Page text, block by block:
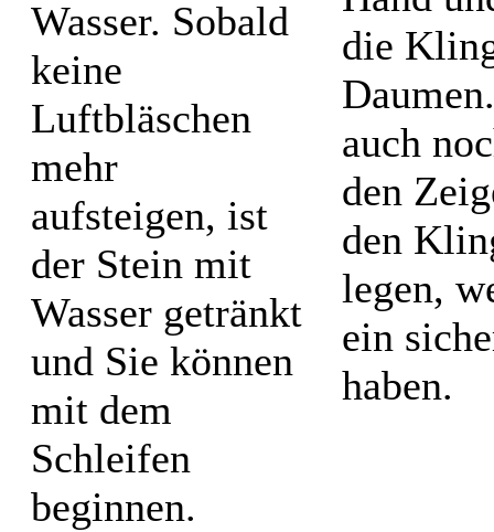
Wasser. Sobald
keine
Luftbläschen
mehr
aufsteigen, ist
der Stein mit
Wasser getränkt
und Sie können
mit dem
Schleifen
beginnen.
die
auch
den
den
legen,
ein
haben.